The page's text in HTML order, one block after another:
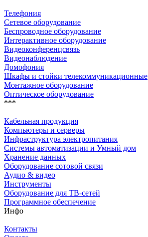
Телефония
Сетевое оборудование
Беспроводное оборудование
Интерактивное оборудование
Видеоконференцсвязь
Видеонаблюдение
Домофония
Шкафы и стойки телекоммуникационные
Монтажное оборудование
Оптическое оборудование
***
Кабельная продукция
Компьютеры и серверы
Инфраструктура электропитания
Системы автоматизации и Умный дом
Хранение данных
Оборудование сотовой связи
Аудио & видео
Инструменты
Оборудование для ТВ-сетей
Программное обеспечение
Инфо
Контакты